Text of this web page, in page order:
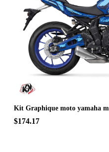
Kit Graphique moto yamaha
$174.17